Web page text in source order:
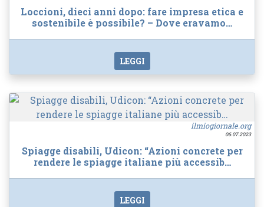
Loccioni, dieci anni dopo: fare impresa etica e
sostenibile è possibile? – Dove eravamo…
LEGGI
ilmiogiornale.org
06.07.2023
Spiagge disabili, Udicon: “Azioni concrete per
rendere le spiagge italiane più accessib…
LEGGI